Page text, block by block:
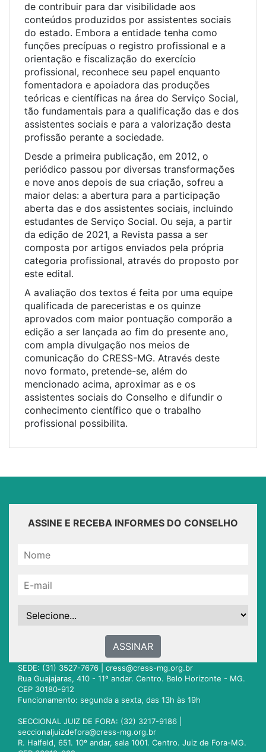
de contribuir para dar visibilidade aos
conteúdos produzidos por assistentes sociais
do estado. Embora a entidade tenha como
funções precípuas o registro profissional e a
orientação e fiscalização do exercício
profissional, reconhece seu papel enquanto
fomentadora e apoiadora das produções
teóricas e científicas na área do Serviço Social,
tão fundamentais para a qualificação das e dos
assistentes sociais e para a valorização desta
profissão perante a sociedade.
Desde a primeira publicação, em 2012, o
periódico passou por diversas transformações
e nove anos depois de sua criação, sofreu a
maior delas: a abertura para a participação
aberta das e dos assistentes sociais, incluindo
estudantes de Serviço Social. Ou seja, a partir
da edição de 2021, a Revista passa a ser
composta por artigos enviados pela própria
categoria profissional, através do proposto por
este edital.
A avaliação dos textos é feita por uma equipe
qualificada de pareceristas e os quinze
aprovados com maior pontuação comporão a
edição a ser lançada ao fim do presente ano,
com ampla divulgação nos meios de
comunicação do CRESS-MG. Através deste
novo formato, pretende-se, além do
mencionado acima, aproximar as e os
assistentes sociais do Conselho e difundir o
conhecimento científico que o trabalho
profissional possibilita.
ASSINE E RECEBA INFORMES DO CONSELHO
ASSINAR
SEDE: (31) 3527-7676 | cress@cress-mg.org.br
Rua Guajajaras, 410 - 11º andar. Centro. Belo Horizonte - MG.
CEP 30180-912
Funcionamento: segunda a sexta, das 13h às 19h
SECCIONAL JUIZ DE FORA: (32) 3217-9186 |
seccionaljuizdefora@cress-mg.org.br
R. Halfeld, 651. 10º andar, sala 1001. Centro. Juiz de Fora-MG.